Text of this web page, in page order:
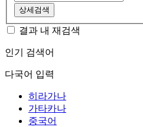
상세검색
결과 내 재검색
인기 검색어
다국어 입력
히라가나
가타카나
중국어